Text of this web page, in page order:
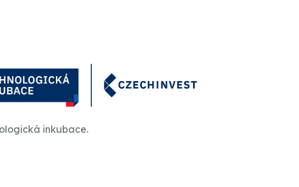
inkubace.